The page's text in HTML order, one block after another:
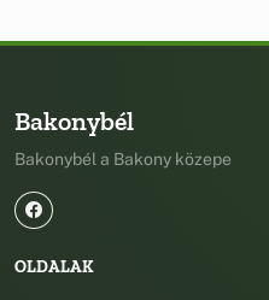
Bakonybél
Bakonybél a Bakony közepe
OLDALAK